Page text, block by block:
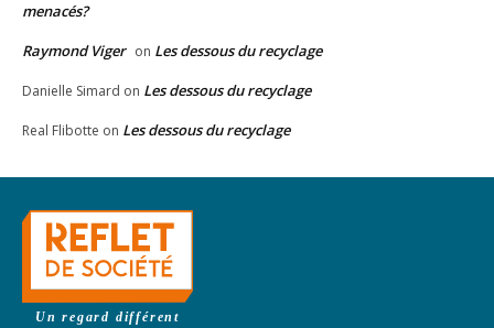
menacés?
Raymond Viger on Les dessous du recyclage
Danielle Simard on Les dessous du recyclage
Real Flibotte on Les dessous du recyclage
Un regard différent